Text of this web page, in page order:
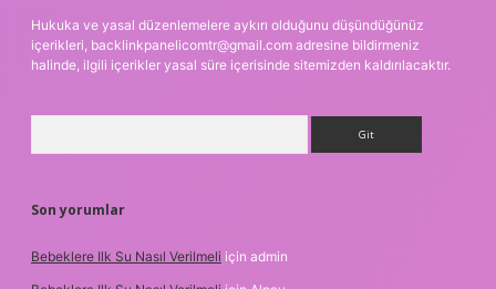
Hukuka ve yasal düzenlemelere aykırı olduğunu düşündüğünüz
içerikleri, backlinkpanelicomtr@gmail.com adresine bildirmeniz
halinde, ilgili içerikler yasal süre içerisinde sitemizden kaldırılacaktır.
Son yorumlar
Bebeklere Ilk Su Nasıl Verilmeli için admin